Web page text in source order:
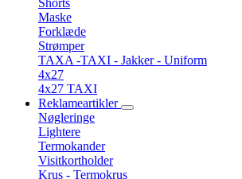
Shorts
Maske
Forklæde
Strømper
TAXA -TAXI - Jakker - Uniform
4x27
4x27 TAXI
Reklameartikler
Nøgleringe
Lightere
Termokander
Visitkortholder
Krus - Termokrus